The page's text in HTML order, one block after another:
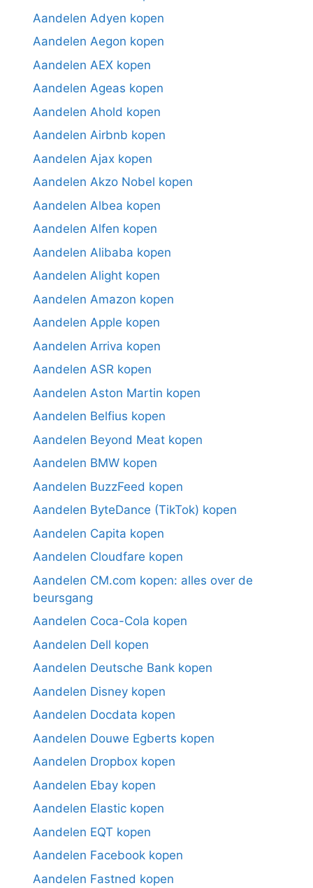
Aandelen Adyen kopen
Aandelen Aegon kopen
Aandelen AEX kopen
Aandelen Ageas kopen
Aandelen Ahold kopen
Aandelen Airbnb kopen
Aandelen Ajax kopen
Aandelen Akzo Nobel kopen
Aandelen Albea kopen
Aandelen Alfen kopen
Aandelen Alibaba kopen
Aandelen Alight kopen
Aandelen Amazon kopen
Aandelen Apple kopen
Aandelen Arriva kopen
Aandelen ASR kopen
Aandelen Aston Martin kopen
Aandelen Belfius kopen
Aandelen Beyond Meat kopen
Aandelen BMW kopen
Aandelen BuzzFeed kopen
Aandelen ByteDance (TikTok) kopen
Aandelen Capita kopen
Aandelen Cloudfare kopen
Aandelen CM.com kopen: alles over de
beursgang
Aandelen Coca-Cola kopen
Aandelen Dell kopen
Aandelen Deutsche Bank kopen
Aandelen Disney kopen
Aandelen Docdata kopen
Aandelen Douwe Egberts kopen
Aandelen Dropbox kopen
Aandelen Ebay kopen
Aandelen Elastic kopen
Aandelen EQT kopen
Aandelen Facebook kopen
Aandelen Fastned kopen